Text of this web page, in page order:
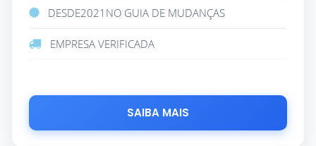
DESDE2021 NO GUIA DE MUDANÇAS
EMPRESA VERIFICADA
SAIBA MAIS